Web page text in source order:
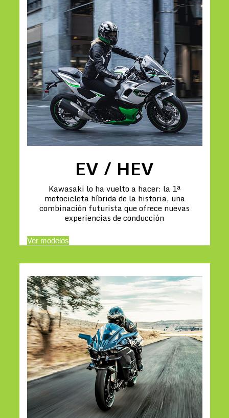
EV / HEV
Kawasaki lo ha vuelto a hacer: la 1ª
motocicleta híbrida de la historia, una
combinación futurista que ofrece nuevas
experiencias de conducción
Ver modelos